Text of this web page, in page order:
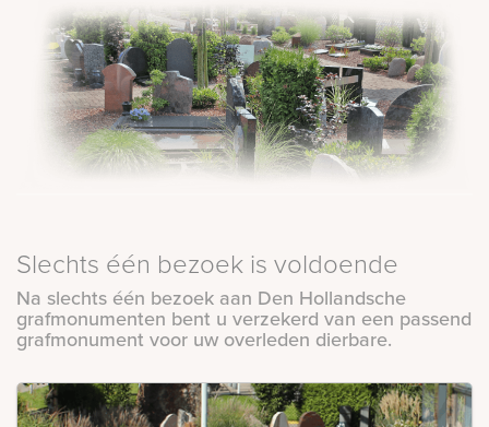
Slechts één bezoek is voldoende
Na slechts één bezoek aan Den Hollandsche
grafmonumenten bent u verzekerd van een passend
grafmonument voor uw overleden dierbare.